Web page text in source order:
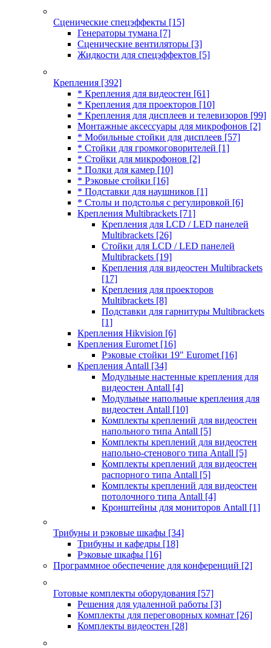
Сценические спецэффекты [15]
Генераторы тумана [7]
Сценические вентиляторы [3]
Жидкости для спецэффектов [5]
Крепления [392]
* Крепления для видеостен [61]
* Крепления для проекторов [10]
* Крепления для дисплеев и телевизоров [99]
Монтажные аксессуары для микрофонов [2]
* Мобильные стойки для дисплеев [57]
* Стойки для громкоговорителей [1]
* Стойки для микрофонов [2]
* Полки для камер [10]
* Рэковые стойки [16]
* Подставки для наушников [1]
* Столы и подстолья с регулировкой [6]
Крепления Multibrackets [71]
Крепления для LCD / LED панелей
Multibrackets [26]
Стойки для LCD / LED панелей
Multibrackets [19]
Крепления для видеостен Multibrackets
[17]
Крепления для проекторов
Multibrackets [8]
Подставки для гарнитуры Multibrackets
[1]
Крепления Hikvision [6]
Крепления Euromet [16]
Рэковые стойки 19" Euromet [16]
Крепления Antall [34]
Модульные настенные крепления для
видеостен Antall [4]
Модульные напольные крепления для
видеостен Antall [10]
Комплекты креплений для видеостен
напольного типа Antall [5]
Комплекты креплений для видеостен
напольно-стенового типа Antall [5]
Комплекты креплений для видеостен
распорного типа Antall [5]
Комплекты креплений для видеостен
потолочного типа Antall [4]
Кронштейны для мониторов Antall [1]
Трибуны и рэковые шкафы [34]
Трибуны и кафедры [18]
Рэковые шкафы [16]
Программное обеспечение для конференций [2]
Готовые комплекты оборудования [57]
Решения для удаленной работы [3]
Комплекты для переговорных комнат [26]
Комплекты видеостен [28]